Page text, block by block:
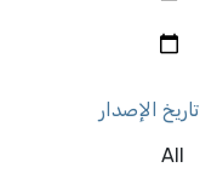
تاريخ الإصدار